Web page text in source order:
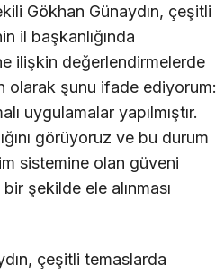
Gökhan Günaydın, çeşitli
il başkanlığında
ilişkin değerlendirmelerde
olarak şunu ifade ediyorum:
uygulamalar yapılmıştır.
görüyoruz ve bu durum
sistemine olan güveni
şekilde ele alınması
çeşitli temaslarda